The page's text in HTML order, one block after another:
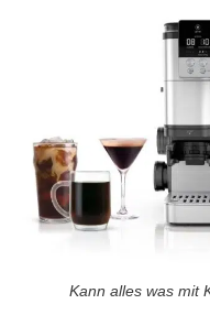
Kann alles was mit